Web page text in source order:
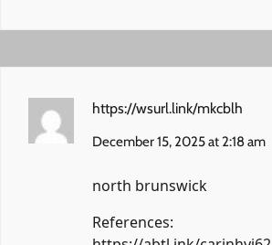
https://wsurl.link/mkcblh
December 15, 2025 at 2:18 am
north brunswick
References: